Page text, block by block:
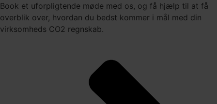
Book et uforpligtende møde med os, og få hjælp til at få
overblik over, hvordan du bedst kommer i mål med din
virksomheds CO2 regnskab.